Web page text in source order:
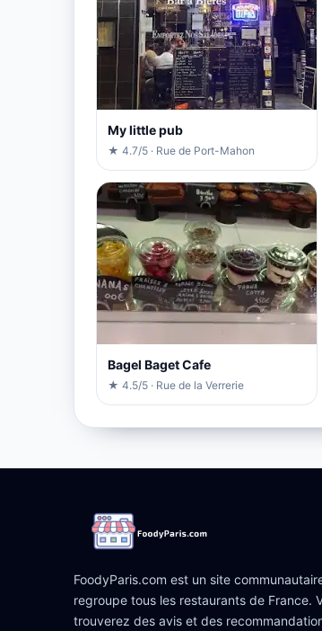
My little pub
★ 4.7/5 · Rue de Port-Mahon
Bagel Baget Cafe
★ 4.5/5 · Rue de la Verrerie
FoodyParis.com est un site
regroupe tous les restaurants de France.
trouverez des avis et des